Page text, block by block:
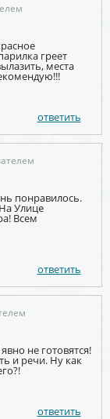
греет
места
ответить
понравилось.
Улице
Всем
ответить
не готовятся!
и речи. Ну как
ответить